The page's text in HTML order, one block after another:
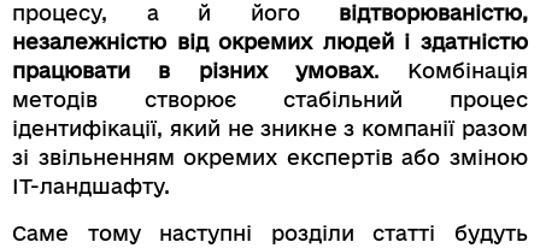
процесу, а й його відтворюваністю,
незалежністю від окремих людей і здатністю
працювати в різних умовах. Комбінація
методів створює стабільний процес
ідентифікації, який не зникне з компанії разом
зі звільненням окремих експертів або зміною
ІТ-ландшафту.
Саме тому наступні розділи статті будуть